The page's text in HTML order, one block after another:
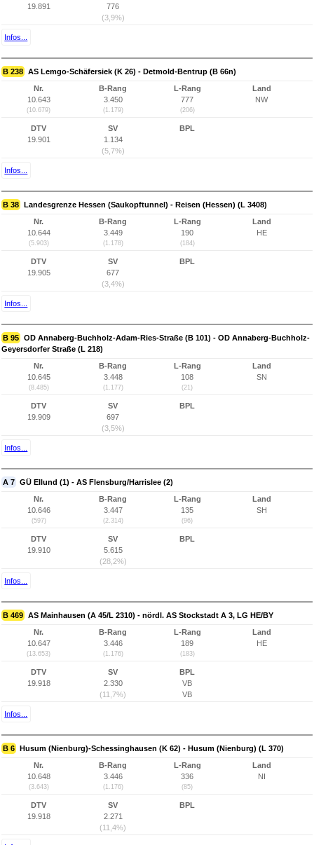
19.891
776
(3,9%)
Infos...
B 238 AS Lemgo-Schäfersiek (K 26) - Detmold-Bentrup (B 66n)
Nr.
10.643
(10.679)
B-Rang
3.450
(1.179)
L-Rang
777
(206)
Land
NW
DTV
19.901
SV
1.134
(5,7%)
BPL
Infos...
B 38 Landesgrenze Hessen (Saukopftunnel) - Reisen (Hessen) (L 3408)
Nr.
10.644
(5.903)
B-Rang
3.449
(1.178)
L-Rang
190
(184)
Land
HE
DTV
19.905
SV
677
(3,4%)
BPL
Infos...
B 95 OD Annaberg-Buchholz-Adam-Ries-Straße (B 101) - OD Annaberg-Buchholz-
Geyersdorfer Straße (L 218)
Nr.
10.645
(8.485)
B-Rang
3.448
(1.177)
L-Rang
108
(21)
Land
SN
DTV
19.909
SV
697
(3,5%)
BPL
Infos...
A 7 GÜ Ellund (1) - AS Flensburg/Harrislee (2)
Nr.
10.646
(597)
B-Rang
3.447
(2.314)
L-Rang
135
(96)
Land
SH
DTV
19.910
SV
5.615
(28,2%)
BPL
Infos...
B 469 AS Mainhausen (A 45/L 2310) - nördl. AS Stockstadt A 3, LG HE/BY
Nr.
10.647
(13.653)
B-Rang
3.446
(1.176)
L-Rang
189
(183)
Land
HE
DTV
19.918
SV
2.330
(11,7%)
BPL
VB
VB
Infos...
B 6 Husum (Nienburg)-Schessinghausen (K 62) - Husum (Nienburg) (L 370)
Nr.
10.648
(3.643)
B-Rang
3.446
(1.176)
L-Rang
336
(85)
Land
NI
DTV
19.918
SV
2.271
(11,4%)
BPL